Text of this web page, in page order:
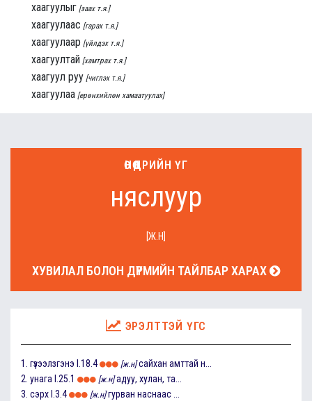
хаагуулыг [заах т.я.]
хаагуулаас [гарах т.я.]
хаагуулаар [үйлдэх т.я.]
хаагуултай [хамтрах т.я.]
хаагуул руу [чиглэх т.я.]
хаагуулаа [ерөнхийлөн хамаатуулах]
ӨНӨӨДРИЙН ҮГ
няслуур
[Ж.Н]
ХУВИЛАЛ БОЛОН ДҮРМИЙН ТАЙЛБАР ХАРАХ
ЭРЭЛТТЭЙ ҮГС
1. гүзээлзгэнэ I.18.4 [ж.н] сайхан амттай н...
2. унага I.25.1 [ж.н] адуу, хулан, та...
3. сэрх I.3.4 [ж.н] гурван наснаас ...